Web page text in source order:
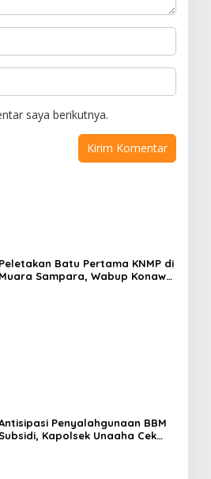
saya berikutnya.
Peletakan Batu Pertama KNMP di
Muara Sampara, Wabup Konawe
Penyalahgunaan BBM
Subsidi, Kapolsek Unaaha Cek